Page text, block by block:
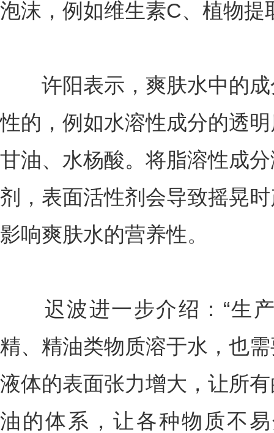
泡沫，例如维生素C、植物提
许阳表示，爽肤水中的成
性的，例如水溶性成分的透
甘油、水杨酸。将脂溶性成
剂，表面活性剂会导致摇晃
影响爽肤水的营养性。
迟波进一步介绍：“生产
精、精油类物质溶于水，也
液体的表面张力增大，让所
油的体系，让各种物质不